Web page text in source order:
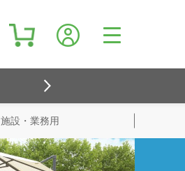
検索
施設・業務用